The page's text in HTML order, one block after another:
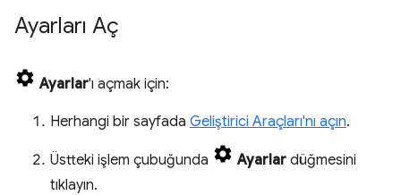
Ayarları Aç
Ayarlar'ı açmak için:
Herhangi bir sayfada Geliştirici Araçları'nı açın.
Üstteki işlem çubuğunda Ayarlar düğmesini
tıklayın.